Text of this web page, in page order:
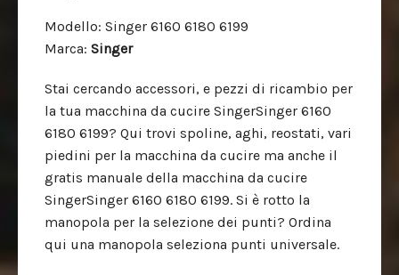
Modello: Singer 6160 6180 6199
Marca: Singer
Stai cercando accessori, e pezzi di ricambio per
la tua macchina da cucire SingerSinger 6160
6180 6199? Qui trovi spoline, aghi, reostati, vari
piedini per la macchina da cucire ma anche il
gratis manuale della macchina da cucire
SingerSinger 6160 6180 6199. Si è rotto la
manopola per la selezione dei punti? Ordina
qui una manopola seleziona punti universale.